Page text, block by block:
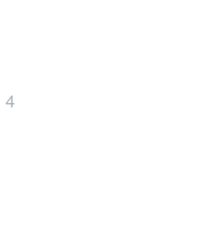
4